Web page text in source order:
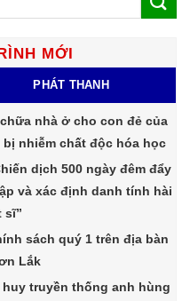
MỚI
PHÁT THANH
nhà ở cho con đẻ của
nhiễm chất độc hóa học
dịch 500 ngày đêm đẩy
và xác định danh tính hài
sĩ”
sách quý 1 trên địa bàn
Lắk
truyền thống anh hùng